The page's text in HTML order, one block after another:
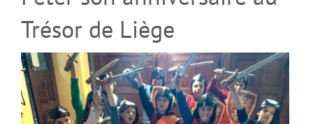
Trésor de Liège